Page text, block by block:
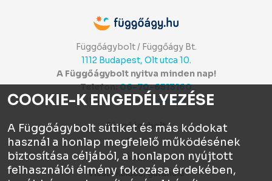
Függőágybolt / Függőágy Bt.
1112 Budapest, Olt utca 10.
A Függőágybolt nyitva minden nap!
Telefon:06-70-6513160
Itt értékelhetsz:⭐⭐⭐⭐⭐
Függőágybolt
Chat
ÁSZF
Visszaküldés, garancia
COOKIE-K ENGEDÉLYEZÉSE
A Függőágybolt sütiket és más kódokat
használ a honlap megfelelő működésének
biztosítása céljából, a honlapon nyújtott
felhasználói élmény fokozása érdekében,